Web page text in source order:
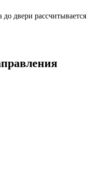
до двери рассчитывается